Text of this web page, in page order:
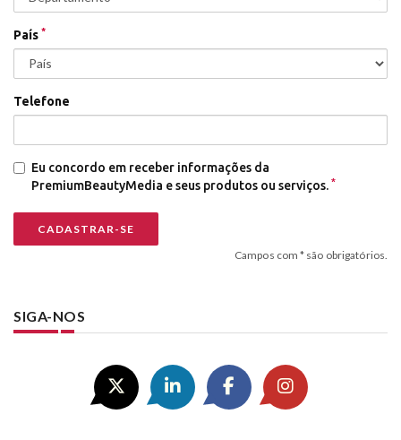
País *
Telefone
Eu concordo em receber informações da
PremiumBeautyMedia e seus produtos ou serviços. *
Campos com * são obrigatórios.
SIGA-NOS